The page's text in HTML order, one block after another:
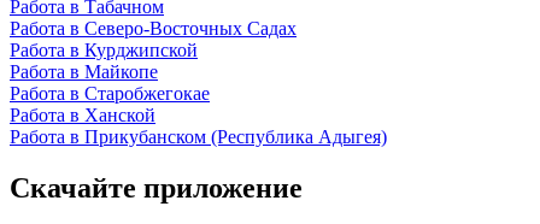
Работа в Табачном
Работа в Северо-Восточных Садах
Работа в Курджипской
Работа в Майкопе
Работа в Старобжегокае
Работа в Ханской
Работа в Прикубанском (Республика Адыгея)
Скачайте приложение